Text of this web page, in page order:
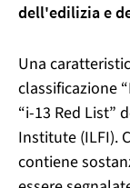
dell'edilizia e
Una
classificazione
“i-13 Red List”
Institute (ILFI).
contiene